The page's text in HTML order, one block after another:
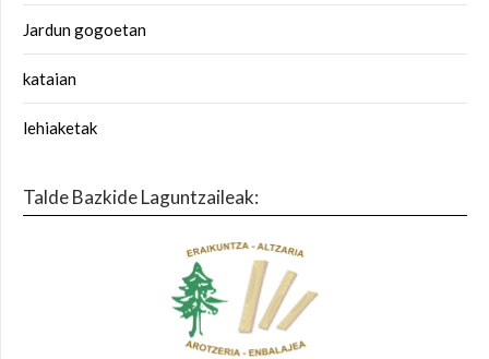
Jardun gogoetan
kataian
lehiaketak
Talde Bazkide Laguntzaileak: